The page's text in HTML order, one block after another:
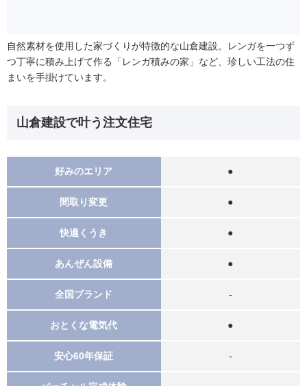
自然素材を使用した家づくりが特徴的な山倉建設。レンガを一つず
つ丁寧に積み上げて作る「レンガ積みの家」など、珍しい工法の住
まいを手掛けています。
山倉建設で叶う注文住宅
好みのエリア
間取り変更
快適くうき
あんぜん設備
●
●
●
●
全国ブランド
おとくな電気代
安心60年保証
‐
●
‐